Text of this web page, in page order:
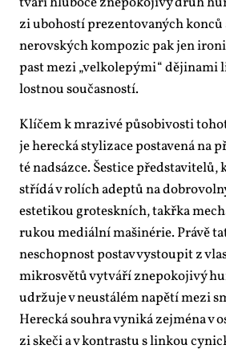
zi ubo­hos­tí pre­zen­to­va­ných
ne­rov­ských kom­po­zic pak jen
past me­zi „vel­ko­le­pý­mi“ dě­ji­na­mi
lost­nou sou­čas­nos­tí.
Klí­čem k mra­zi­vé pů­so­bi­vos­ti
je he­rec­ká sty­li­za­ce po­sta­ve­ná na
té nad­sáz­ce. Šes­ti­ce před­sta­vi­te­lů,
stří­dá v ro­lích adep­tů na
es­te­ti­kou gro­tesk­ních, takřka
ru­kou me­di­ál­ní ma­ši­né­rie. Prá­vě
ne­schop­nost po­stav vy­stou­pit z
mi­k­ro­svě­tů vy­tvá­ří zne­po­ko­ji­vý
udr­žu­je v ne­u­stá­lém na­pě­tí me­zi
He­rec­ká sou­hra vy­ni­ká zejmé­na
zi ske­či a v kon­tras­tu s lin­kou